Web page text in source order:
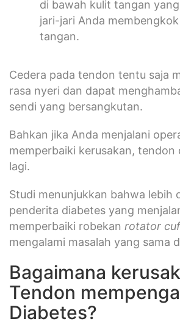
di bawah kulit tangan
jari-jari Anda
tangan.
Cedera pada tendon tentu saja
rasa nyeri dan dapat
sendi yang bersangkutan.
Bahkan jika Anda menjalani
memperbaiki kerusakan, tendon
lagi.
Studi menunjukkan bahwa lebih
penderita diabetes yang
memperbaiki robekan rotator
mengalami masalah yang sama
Bagaimana
Tendon
Diabetes?